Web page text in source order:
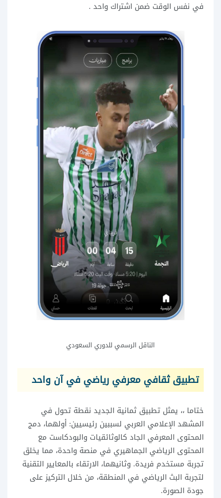
في نفس الوقت ضمن اشتراك واحد .
الناقل الرسمي للدوري السعودي
تطبيق ثقافي معرفي رياضي في آن واحد
ختاما ،، يمثل تطبيق ثمانية الجديد نقطة تحول في
المشهد الإعلامي العربي لسببين رئيسيين: أولهما، دمج
المحتوى المعرفي الجاد كالوثائقيات والبودكاست مع
المحتوى الرياضي الجماهيري في منصة واحدة، مما يخلق
تجربة مستخدم فريدة. وثانيهما، الارتقاء بالمعايير التقنية
لتجربة البث الرياضي في المنطقة، من خلال التركيز على
جودة الصورة.